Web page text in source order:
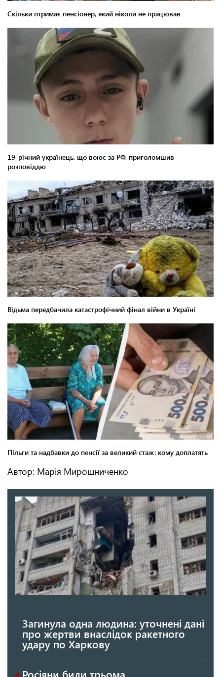
Автор: Марія Мирошниченко
Загинула одна людина: уточнені дані
про жертви внаслідок ракетного
удару по Харкову
Росіяни били трьома